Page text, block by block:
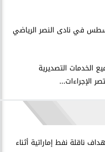
في نادى النصر الرياضي
الخدمات التصديرية
الإجراءات...
ناقلة نفط إماراتية أثناء